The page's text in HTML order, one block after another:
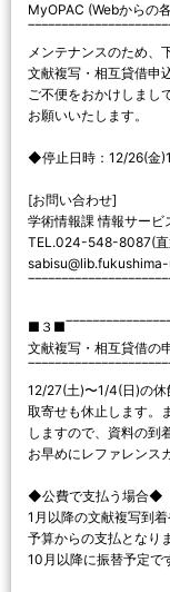
MyOPAC (Webからの
メンテナンスのため、
文献複写・相互貸借申
ご不便をおかけしまし
お願いいたします。
◆停止日時：12/26(金
[お問い合わせ]
学術情報課 情報サービ
TEL.024-548-8087(直
■３
文献複写・相互貸借の
12/27(土)〜1/4(日)の
取寄せも休止します。
しますので、資料の到
お早めにレファレンス
◆公費で支払う場合◆
1月以降の文献複写到
予算からの支払となり
10月以降に振替予定で